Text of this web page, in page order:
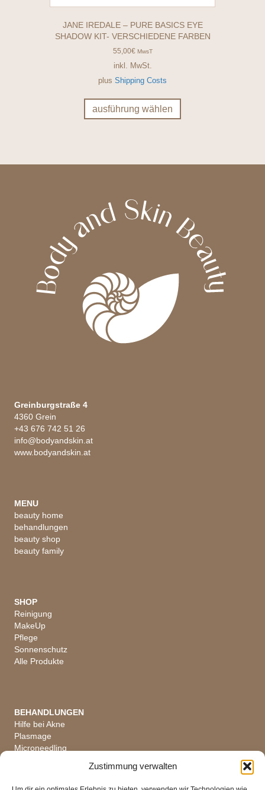
Zustimmung verwalten
JANE IREDALE – PURE BASICS EYE
SHADOW KIT- VERSCHIEDENE FARBEN
55,00€ MwsT
inkl. MwSt.
plus Shipping Costs
ausführung wählen
weist
Die
Produktseite
gewählt
werden
Greinburgstraße 4
4360 Grein
+43 676 742 51 26
info@bodyandskin.at
www.bodyandskin.at
MENU
beauty home
behandlungen
beauty shop
beauty family
SHOP
Reinigung
MakeUp
Pflege
Sonnenschutz
Alle Produkte
BEHANDLUNGEN
Hilfe bei Akne
Plasmage
Microneedling